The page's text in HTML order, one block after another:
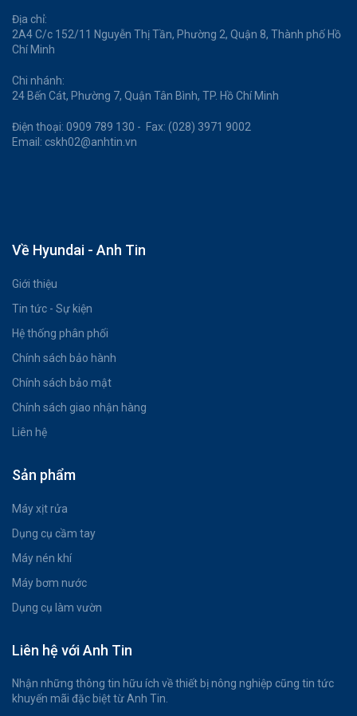
Địa chỉ:
2A4 C/c 152/11 Nguyễn Thị Tần, Phường 2, Quận 8, Thành phố Hồ
Chí Minh
Chi nhánh:
24 Bến Cát, Phường 7, Quận Tân Bình, TP. Hồ Chí Minh
Điện thoại: 0909 789 130 - Fax: (028) 3971 9002
Email: cskh02@anhtin.vn
Về Hyundai - Anh Tin
Giới thiệu
Tin tức - Sự kiện
Hệ thống phân phối
Chính sách bảo hành
Chính sách bảo mật
Chính sách giao nhận hàng
Liên hệ
Sản phẩm
Máy xịt rửa
Dụng cụ cầm tay
Máy nén khí
Máy bơm nước
Dụng cụ làm vườn
Liên hệ với Anh Tin
Nhận những thông tin hữu ích về thiết bị nông nghiệp cũng tin tức
khuyến mãi đặc biệt từ Anh Tin.